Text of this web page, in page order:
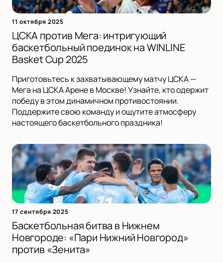
11 октября 2025
ЦСКА против Мега: интригующий
баскетбольный поединок на WINLINE
Basket Cup 2025
Приготовьтесь к захватывающему матчу ЦСКА —
Мега на ЦСКА Арене в Москве! Узнайте, кто одержит
победу в этом динамичном противостоянии.
Поддержите свою команду и ощутите атмосферу
настоящего баскетбольного праздника!
17 сентября 2025
Баскетбольная битва в Нижнем
Новгороде: «Пари Нижний Новгород»
против «Зенита»